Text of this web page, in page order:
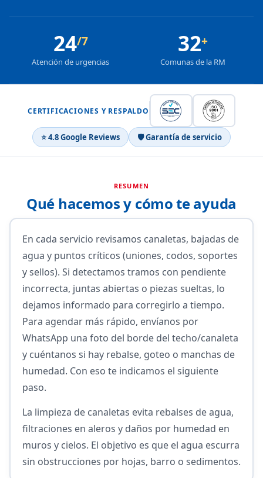
24/7
Atención de urgencias
32+
Comunas de la RM
CERTIFICACIONES Y RESPALDO
⭐ 4.8 Google Reviews 🛡 Garantía de servicio
RESUMEN
Qué hacemos y cómo te ayuda
En cada servicio revisamos canaletas, bajadas de
agua y puntos críticos (uniones, codos, soportes
y sellos). Si detectamos tramos con pendiente
incorrecta, juntas abiertas o piezas sueltas, lo
dejamos informado para corregirlo a tiempo.
Para agendar más rápido, envíanos por
WhatsApp una foto del borde del techo/canaleta
y cuéntanos si hay rebalse, goteo o manchas de
humedad. Con eso te indicamos el siguiente
paso.
La limpieza de canaletas evita rebalses de agua,
filtraciones en aleros y daños por humedad en
muros y cielos. El objetivo es que el agua escurra
sin obstrucciones por hojas, barro o sedimentos.